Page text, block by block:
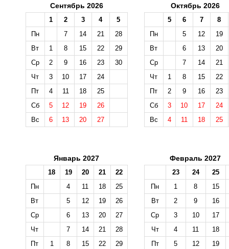
Сентябрь 2026
1 2 3 4
5
Пн
7 14 21
28
Вт
1 8 15 22
29
Ср
2 9 16 23
30
Чт
3 10 17
24
Пт
4 11 18
25
Сб
5 12 19
26
Вс
6 13 20 27
Октябрь 2026
5 6 7
8
Пн
5 12
19
Вт
6 13
20
Ср
7 14
21
Чт
1 8 15
22
Пт
2 9 16
23
Сб
3 10 17
24
Вс
4 11 18 25
Январь 2027
18 19 20 21
22
Пн
4 11 18
25
Вт
5 12 19
26
Ср
6 13 20
27
Чт
7 14 21
28
Пт
1 8 15 22
29
Февраль 2027
23 24
25
Пн
1 8
15
Вт
2 9
16
Ср
3 10
17
Чт
4 11
18
Пт
5 12
19